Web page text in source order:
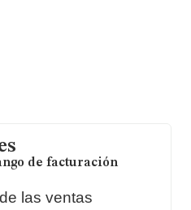
de facturación
las ventas